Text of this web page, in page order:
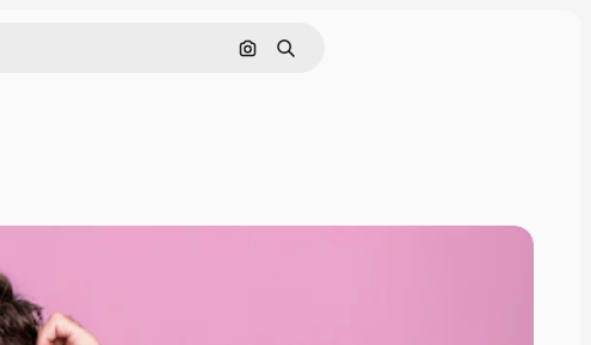
Cerca per immagine
Ricerca